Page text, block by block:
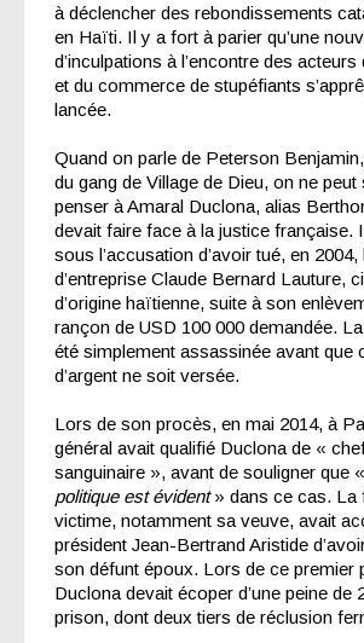
à déclencher des rebondissements
en Haïti. Il y a fort à parier qu’une
d’inculpations à l’encontre des acteurs
et du commerce de stupéfiants
lancée.
Quand on parle de Peterson
du gang de Village de Dieu, on ne peut
penser à Amaral Duclona, alias
devait faire face à la justice française.
sous l’accusation d’avoir tué, en
d’entreprise Claude Bernard Lauture,
d’origine haïtienne, suite à son
rançon de USD 100 000 demandée.
été simplement assassinée avant que
d’argent ne soit versée.
Lors de son procès, en mai 2014, à
général avait qualifié Duclona de «
sanguinaire », avant de souligner que «
politique est évident» dans ce cas. La
victime, notamment sa veuve, avait
président Jean-Bertrand Aristide
son défunt époux. Lors de ce premier
Duclona devait écoper d’une peine de
prison, dont deux tiers de réclusion